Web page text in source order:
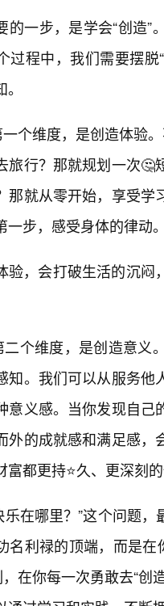
的一步，是学会“创造
过程中，我们需要摆脱
一个维度，是创造体验
旅行？那就规划一次
那就从零开始，享受
一步，感受身体的律动
验，会打破生活的沉闷
二个维度，是创造意
知。我们可以从服务
意义感。当你发现自
外的成就感和满足感
富都更持⭐久、更深刻
乐在哪里？”这个问题
名利禄的顶端，而是
，在你每一次勇敢去“